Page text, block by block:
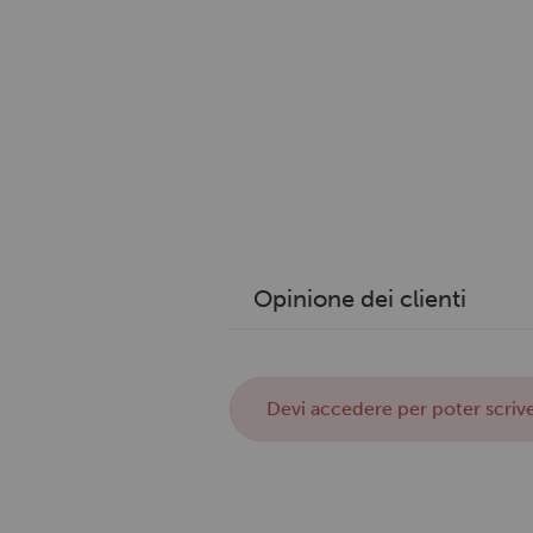
Opinione dei clienti
Devi accedere per poter